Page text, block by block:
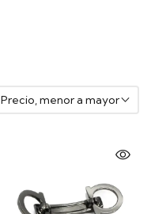
Precio, menor a mayor